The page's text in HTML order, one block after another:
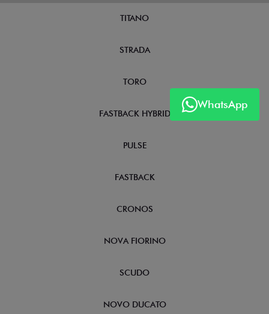
WhatsApp
TITANO
STRADA
TORO
FASTBACK HYBRID
PULSE
FASTBACK
CRONOS
NOVA FIORINO
SCUDO
NOVO DUCATO